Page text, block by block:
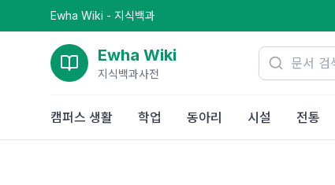
Ewha Wiki - 지식백과
Ewha Wiki
지식백과사전
캠퍼스 생활 학업 동아리 시설 전통